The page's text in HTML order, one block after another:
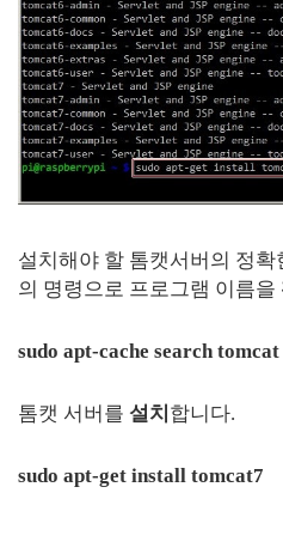
설치해야 할 톰캣서버의 정확
의 명령으로 프로그램 이름을
sudo apt-cache search tomcat
톰캣 서버를 설치 합니다.
sudo apt-get install tomcat7